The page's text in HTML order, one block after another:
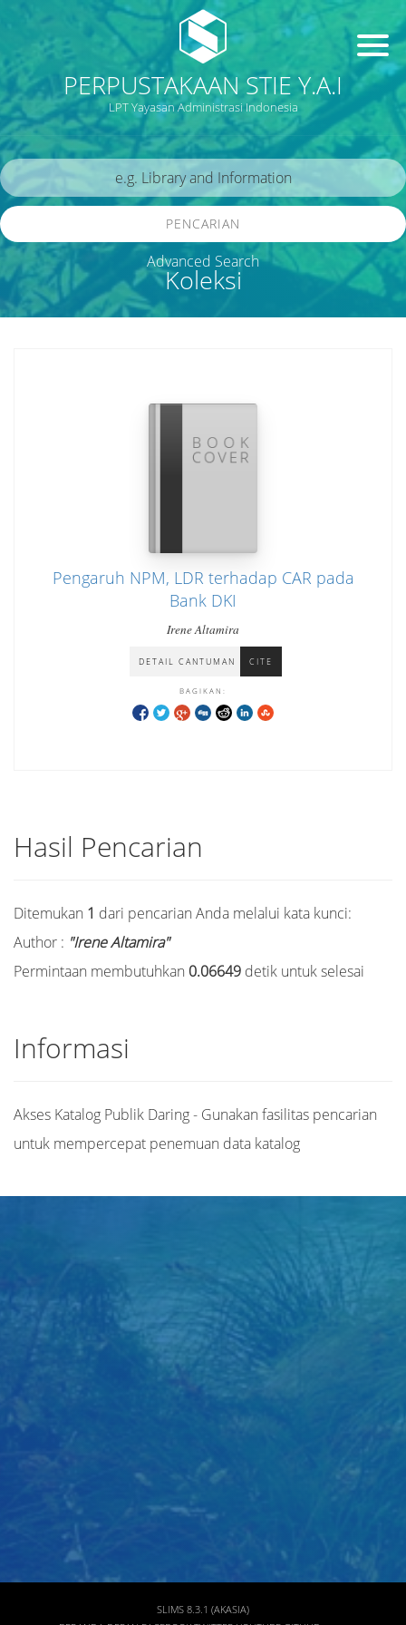
PERPUSTAKAAN STIE Y.A.I
LPT Yayasan Administrasi Indonesia
Koleksi
PENCARIAN
Advanced Search
Pengaruh NPM, LDR terhadap CAR pada
Bank DKI
Irene Altamira
DETAIL CANTUMAN CITE
BAGIKAN:
Hasil Pencarian
Ditemukan 1 dari pencarian Anda melalui kata kunci:
Author : "Irene Altamira"
Permintaan membutuhkan 0.06649 detik untuk selesai
Informasi
Akses Katalog Publik Daring - Gunakan fasilitas pencarian
untuk mempercepat penemuan data katalog
Pengarang
Subyek
SLIMS 8.3.1 (AKASIA)